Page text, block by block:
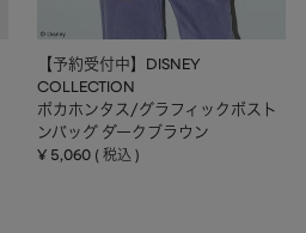
【予約受付中】DISNEY
COLLECTION
ポカホンタス/グラフィックボスト
ンバッグ ダークブラウン
¥ 5,060 税込